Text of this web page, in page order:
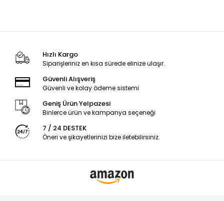
Hızlı Kargo
Siparişleriniz en kısa sürede elinize ulaşır.
Güvenli Alışveriş
Güvenli ve kolay ödeme sistemi
Geniş Ürün Yelpazesi
Binlerce ürün ve kampanya seçeneği
7 / 24 DESTEK
Öneri ve şikayetlerinizi bize iletebilirsiniz.